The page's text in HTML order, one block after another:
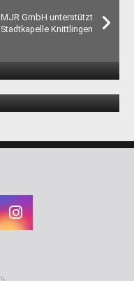
MJR GmbH unterstützt
Stadtkapelle Knittlingen